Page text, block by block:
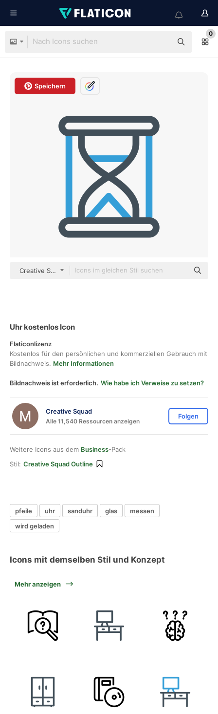
0
Speichern
Creative Squad outline
Uhr kostenlos Icon
Flaticonlizenz
Kostenlos für den persönlichen und kommerziellen Gebrauch mit
Bildnachweis. Mehr Informationen
Bildnachweis ist erforderlich. Wie habe ich Verweise zu setzen?
Creative Squad
Alle 11,540 Ressourcen anzeigen
Folgen
Weitere Icons aus dem Business-Pack
Stil: Creative Squad Outline
pfeile uhr sanduhr glas
messen
wird geladen
Icons mit demselben Stil und Konzept
Mehr anzeigen